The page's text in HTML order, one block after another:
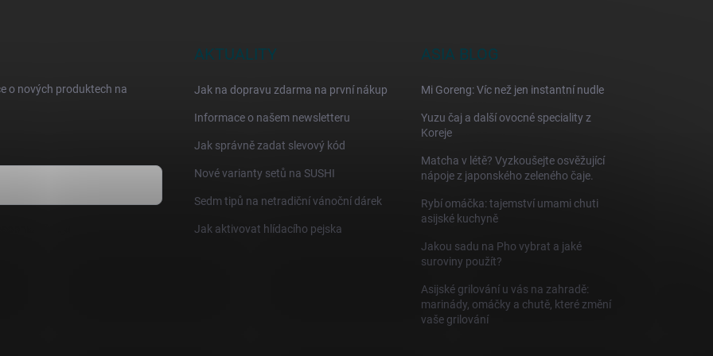
o nových produktech na
AKTUALITY
Jak na dopravu zdarma na první nákup
Informace o našem newsletteru
Jak správně zadat slevový kód
Nové varianty setů na SUSHI
Sedm tipů na netradiční vánoční dárek
Jak aktivovat hlídacího pejska
ASIA BLOG
Mi Goreng: Víc než jen instantní nudle
Yuzu čaj a další ovocné speciality z
Koreje
Matcha v létě? Vyzkoušejte osvěžující
nápoje z japonského zeleného čaje.
Rybí omáčka: tajemství umami chuti
asijské kuchyně
Jakou sadu na Pho vybrat a jaké
suroviny použít?
Asijské grilování u vás na zahradě:
marinády, omáčky a chutě, které změní
vaše grilování